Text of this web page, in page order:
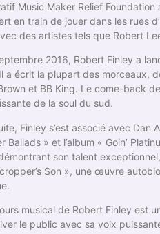
Music Maker Relief
en train de jouer dans les rues
des artistes tels que Robert
2016, Robert Finley a
a écrit la plupart des morceaux,
et BB King. Le come-back
de la soul du sud.
Finley s’est associé avec
Ballads » et l’album « Goin’
son talent
Son », une œuvre
musical de Robert Finley est
le public avec sa voix